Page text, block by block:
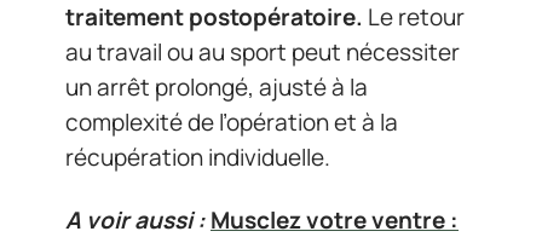
traitement postopératoire. Le retour
au travail ou au sport peut nécessiter
un arrêt prolongé, ajusté à la
complexité de l’opération et à la
récupération individuelle.
A voir aussi :Musclez votre ventre :